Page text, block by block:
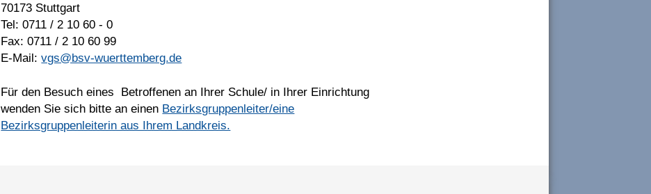
70173 Stuttgart
Tel: 0711 / 2 10 60 - 0
Fax: 0711 / 2 10 60 99
E-Mail:vgs@bsv-wuerttemberg.de
Für den Besuch eines Betroffenen an Ihrer Schule/ in Ihrer Einrichtung
wenden Sie sich bitte an einen Bezirksgruppenleiter/eine
Bezirksgruppenleiterin aus Ihrem Landkreis.